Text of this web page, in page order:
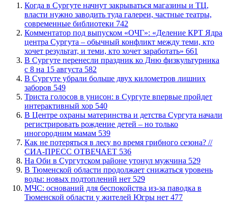
​Когда в Сургуте начнут закрываться магазины и ТЦ,
власти нужно заводить туда галереи, частные театры,
современные библиотеки 742
​Комментатор под выпуском «ОЧГ»: «Деление КРТ Ядра
центра Сургута – обычный конфликт между теми, кто
хочет результат, и теми, кто хочет заработать» 661
​В Сургуте перенесли праздник ко Дню физкультурника
с 8 на 15 августа 582
​В Сургуте убрали больше двух километров лишних
заборов 549
​Триста голосов в унисон: в Сургуте впервые пройдет
интерактивный хор 540
​В Центре охраны материнства и детства Сургута начали
регистрировать рождение детей – но только
иногородним мамам 539
​Как не потеряться в лесу во время грибного сезона? //
СИА-ПРЕСС ОТВЕЧАЕТ 536
​На Оби в Сургутском районе утонул мужчина 529
​В Тюменской области продолжает снижаться уровень
воды: новых подтоплений нет 529
​МЧС: оснований для беспокойства из-за паводка в
Тюменской области у жителей Югры нет 477